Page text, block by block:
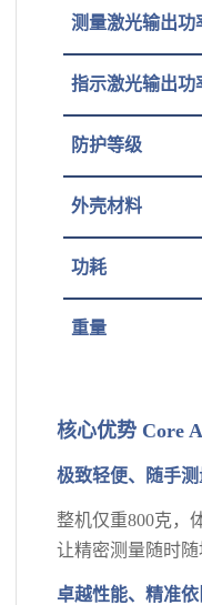
测量激光输出功
指示激光输出功
防护等级
外壳材料
功耗
重量
核心优势 Core
极致轻便、随手测
整机仅重800克，
让精密测量随时
卓越性能、精准依